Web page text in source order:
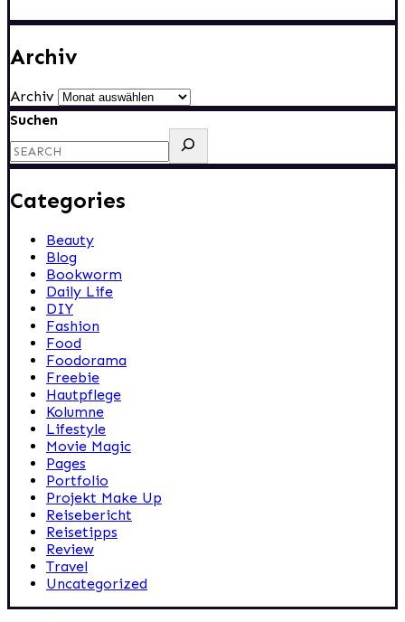
Archiv
Archiv
Suchen
Categories
Beauty
Blog
Bookworm
Daily Life
DIY
Fashion
Food
Foodorama
Freebie
Hautpflege
Kolumne
Lifestyle
Movie Magic
Pages
Portfolio
Projekt Make Up
Reisebericht
Reisetipps
Review
Travel
Uncategorized